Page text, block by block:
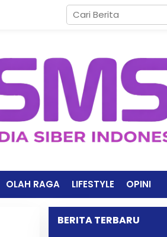
OLAH RAGA LIFESTYLE OPINI
BERITA TERBARU